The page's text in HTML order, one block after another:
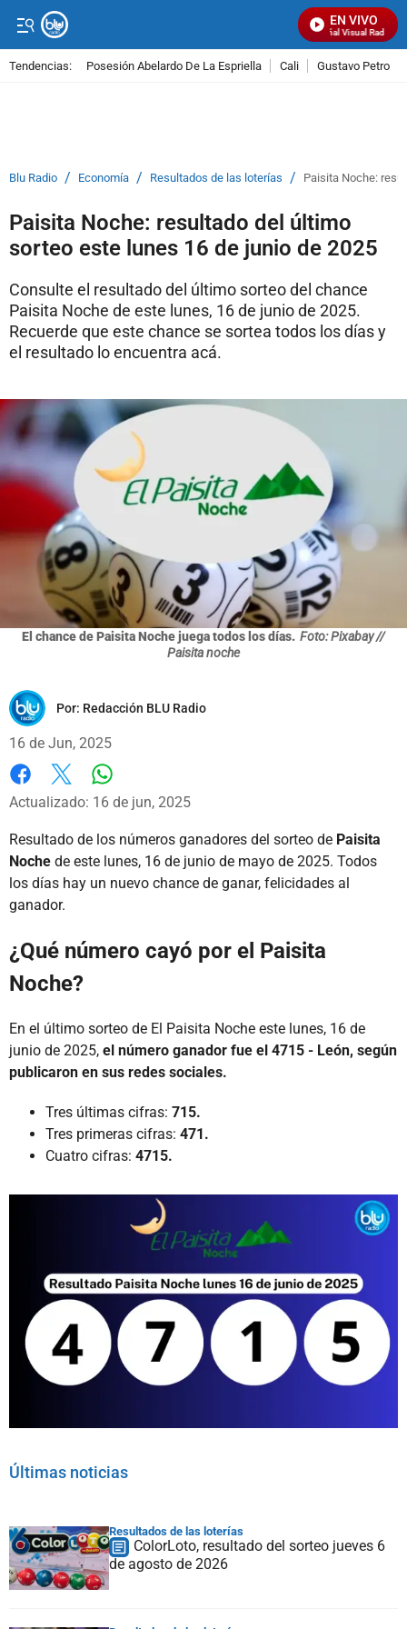
EN VIVO
Señal Visual Radio
Tendencias: Posesión Abelardo De La Espriella Cali Gustavo Petro
Blu Radio / Economía / Resultados de las loterías / Paisita Noche:
Paisita Noche: resultado del último
sorteo este lunes 16 de junio de 2025
Consulte el resultado del último sorteo del chance
Paisita Noche de este lunes, 16 de junio de 2025.
Recuerde que este chance se sortea todos los días y
el resultado lo encuentra acá.
El chance de Paisita Noche juega todos los días. Foto: Pixabay //
Paisita noche
Por: Redacción BLU Radio
16 de Jun, 2025
Facebook
X
Actualizado: 16 de jun, 2025
Resultado de los números ganadores del sorteo de Paisita
Noche de este lunes, 16 de junio de mayo de 2025. Todos
los días hay un nuevo chance de ganar, felicidades al
ganador.
¿Qué número cayó por el Paisita
Noche?
En el último sorteo de El Paisita Noche este lunes, 16 de
junio de 2025, el número ganador fue el 4715 - León, según
publicaron en sus redes sociales.
Tres últimas cifras: 715.
Tres primeras cifras: 471.
Cuatro cifras: 4715.
Últimas noticias
Resultados de las loterías
ColorLoto, resultado del sorteo jueves 6
de agosto de 2026